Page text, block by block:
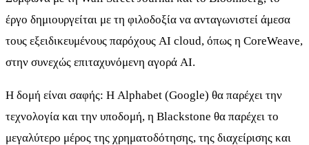
έργο δημιουργείται με τη φιλοδοξία να ανταγωνιστεί άμεσα
τους εξειδικευμένους παρόχους AI cloud, όπως η CoreWeave,
στην συνεχώς επιταχυνόμενη αγορά AI.
Η δομή είναι σαφής: Η Alphabet (Google) θα παρέχει την
τεχνολογία και την υποδομή, η Blackstone θα παρέχει το
μεγαλύτερο μέρος της χρηματοδότησης, της διαχείρισης και